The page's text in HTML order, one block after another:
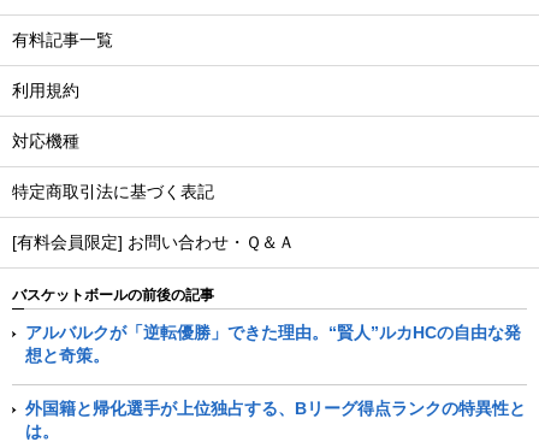
有料記事一覧
利用規約
対応機種
特定商取引法に基づく表記
[有料会員限定] お問い合わせ・Ｑ＆Ａ
バスケットボールの前後の記事
アルバルクが「逆転優勝」できた理由。“賢人”ルカHCの自由な発
想と奇策。
外国籍と帰化選手が上位独占する、Bリーグ得点ランクの特異性と
は。